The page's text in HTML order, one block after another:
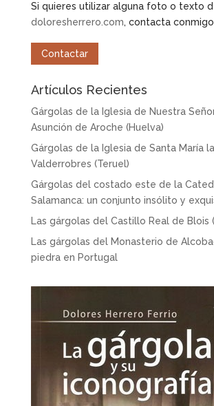
Si quieres utilizar alguna foto o texto
doloresherrero.com, contacta
Contactar
Artículos Recientes
Gárgolas de la Iglesia de Nuestra
Asunción de Aroche (Huelva)
Gárgolas de la Iglesia de Santa María
Valderrobres (Teruel)
Gárgolas del costado este de la
Salamanca: un conjunto insólito y
Las gárgolas del Castillo Real de Blois
Las gárgolas del Monasterio de
piedra en Portugal